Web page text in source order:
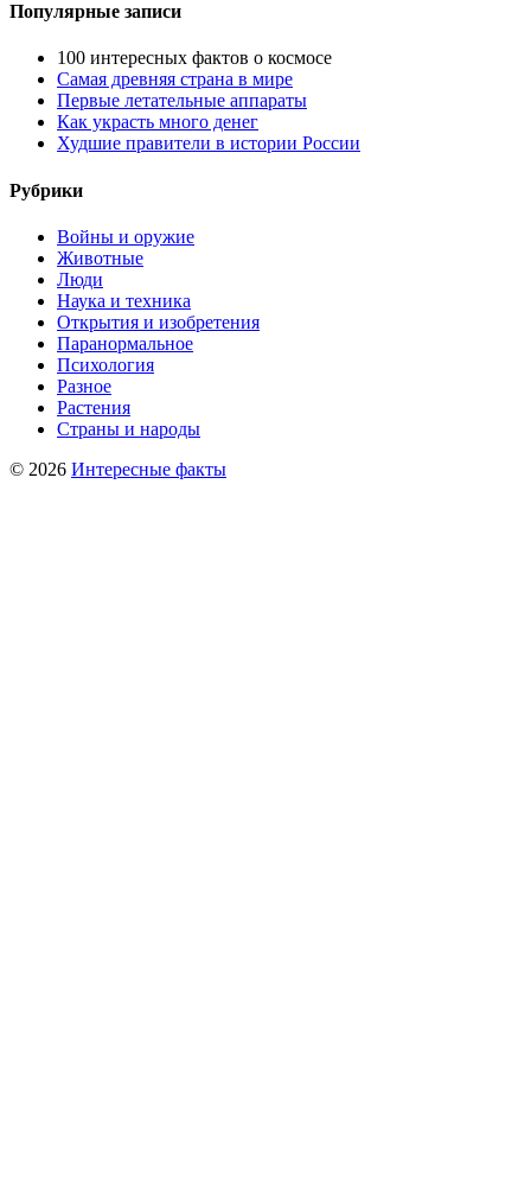
Популярные записи
100 интересных фактов о космосе
Самая древняя страна в мире
Первые летательные аппараты
Как украсть много денег
Худшие правители в истории России
Рубрики
Войны и оружие
Животные
Люди
Наука и техника
Открытия и изобретения
Паранормальное
Психология
Разное
Растения
Страны и народы
© 2026 Интересные факты